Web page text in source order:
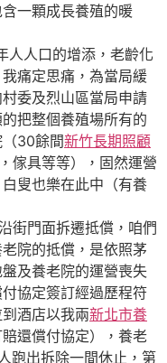
一顆成長養殖的暖
人口的增添，老齡化
痛定思痛，為當局緩
委及烈山區當局申請
把整個養殖場所有的
30餘間新竹長期照顧
傢具等等），固然運營
叟也樂在此中（有養
門面拆遷抵償，咱們
院的抵償，是依照茅
及養老院的運營喪失
協定簽訂經過歷程符
酒店以我兩新北市養
還償付協定），養老
跑出拆除一間休止，第